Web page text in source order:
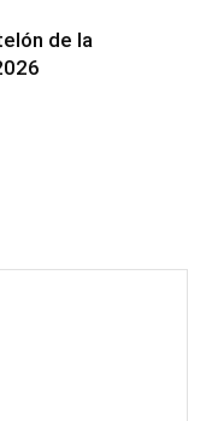
de la